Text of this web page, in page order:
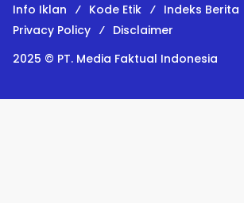
Info Iklan
Kode Etik
Indeks Berita
Privacy Policy
Disclaimer
2025 © PT. Media Faktual Indonesia